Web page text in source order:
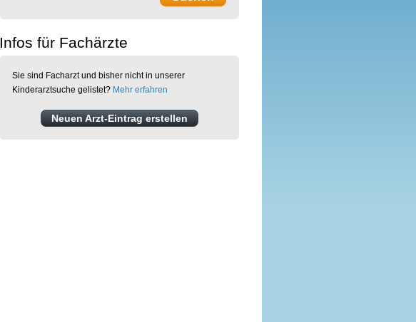
Infos für Fachärzte
Sie sind Facharzt und bisher nicht in unserer
Kinderarztsuche gelistet? Mehr erfahren
Neuen Arzt-Eintrag erstellen